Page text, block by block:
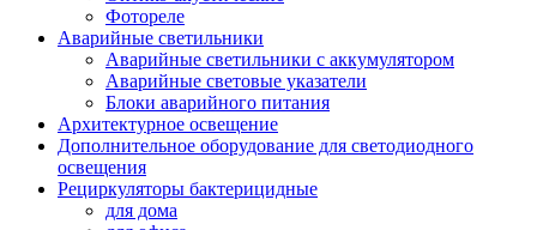
Фотореле
Аварийные светильники
Аварийные светильники с аккумулятором
Аварийные световые указатели
Блоки аварийного питания
Архитектурное освещение
Дополнительное оборудование для светодиодного
освещения
Рециркуляторы бактерицидные
для дома